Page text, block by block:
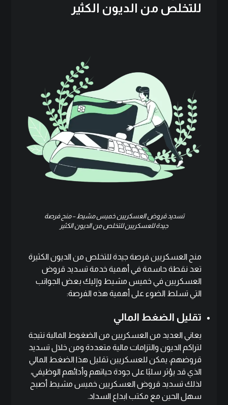
للتخلص من الديون الكثير
تسديد قروض العسكريين خميس مشيط – منح فرصة
جيدة للعسكريين للتخلص من الديون الكثير
منح العسكريين فرصة جيدة للتخلص من الديون الكثيرة
تعد نقطة حاسمة في أهمية خدمة تسديد قروض
العسكريين في خميس مشيط وإليك بعض الجوانب
التي تسلط الضوء على أهمية هذه الفرصة:
تقليل الضغط المالي
يعاني العديد من العسكريين من الضغوط المالية نتيجة
لتراكم الديون والتزامات مالية متعددة ومن خلال تسديد
قروضهم، يمكن للعسكريين تقليل هذا الضغط المالي
الذي قد يؤثر سلبًا على جودة حياتهم وأدائهم الوظيفي،
لذلك تسديد قروض العسكريين خميس مشيط أصبح
سهل الحين مع مكتب ابداع السداد.